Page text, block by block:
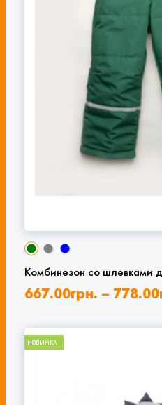
Комбинезон со шлевками
667.00грн. – 778.00
НОВИНКА